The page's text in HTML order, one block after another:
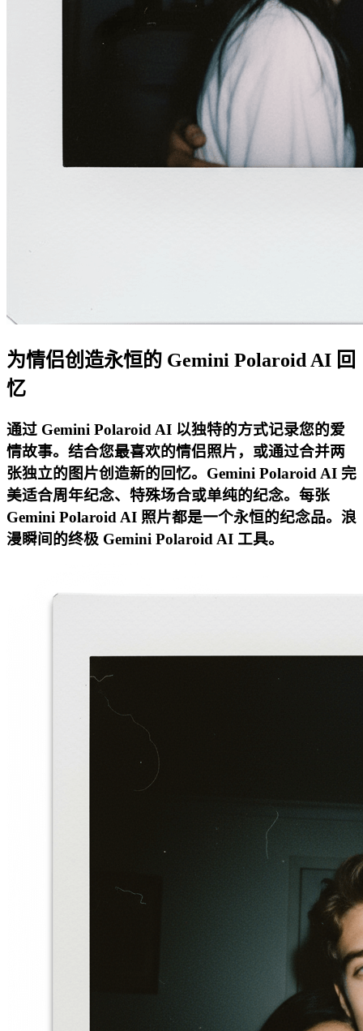
为情侣创造永恒的 Gemini Polaroid AI 回
忆
通过 Gemini Polaroid AI 以独特的方式记录您的爱
情故事。结合您最喜欢的情侣照片，或通过合并两
张独立的图片创造新的回忆。Gemini Polaroid AI 完
美适合周年纪念、特殊场合或单纯的纪念。每张
Gemini Polaroid AI 照片都是一个永恒的纪念品。浪
漫瞬间的终极 Gemini Polaroid AI 工具。